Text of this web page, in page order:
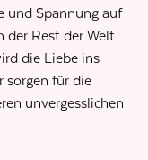
und Spannung auf
Rest der Welt
die Liebe ins
sorgen für die
unvergesslichen